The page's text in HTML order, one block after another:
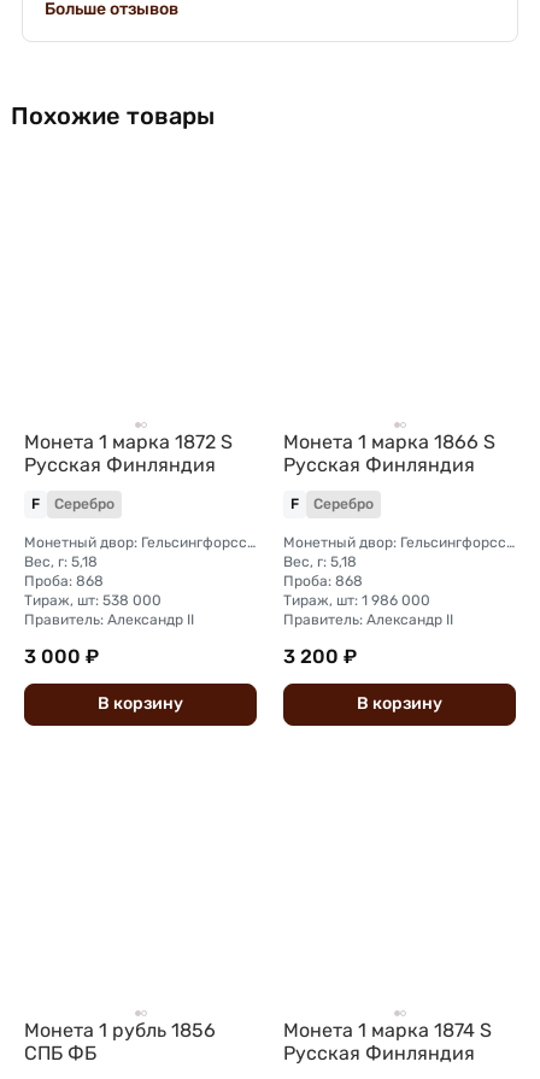
Больше отзывов
Похожие товары
Монета 1 марка 1872 S
Русская Финляндия
F Серебро
Монетный двор: Гельсингфорсский монетный двор (Финляндия)
Вес, г: 5,18
Проба: 868
Тираж, шт: 538 000
Правитель: Александр II
3 000 ₽
В корзину
Монета 1 марка 1866 S
Русская Финляндия
F Серебро
Монетный двор: Гельсингфорсский монетный двор (Финляндия)
Вес, г: 5,18
Проба: 868
Тираж, шт: 1 986 000
Правитель: Александр II
3 200 ₽
В корзину
Монета 1 рубль 1856
СПБ ФБ
Монета 1 марка 1874 S
Русская Финляндия